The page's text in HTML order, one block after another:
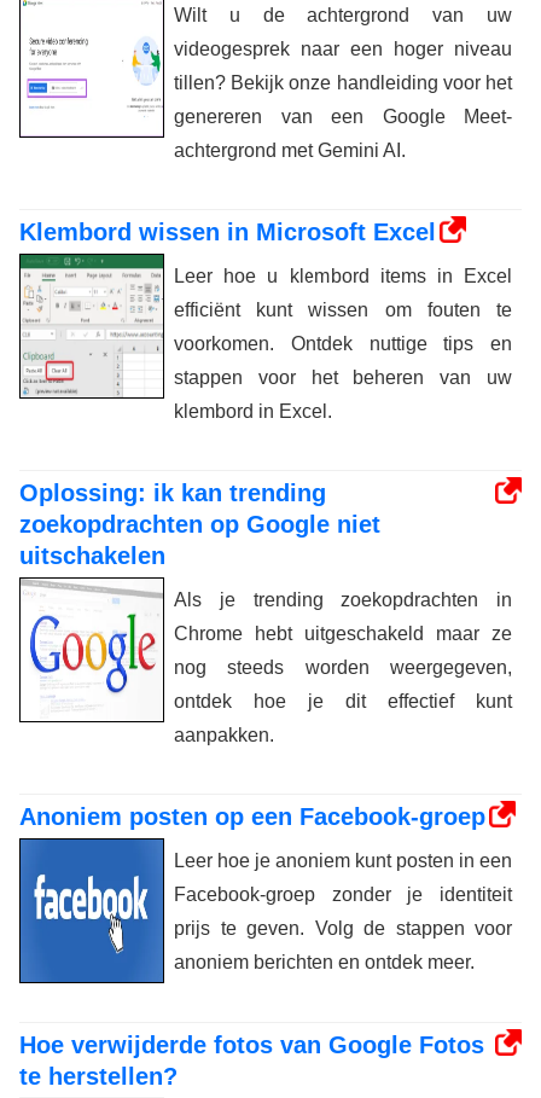
Wilt u de achtergrond van uw
videogesprek naar een hoger niveau
tillen? Bekijk onze handleiding voor het
genereren van een Google Meet-
achtergrond met Gemini AI.
Klembord wissen in Microsoft Excel
Leer hoe u klembord items in Excel
efficiënt kunt wissen om fouten te
voorkomen. Ontdek nuttige tips en
stappen voor het beheren van uw
klembord in Excel.
Oplossing: ik kan trending
zoekopdrachten op Google niet
uitschakelen
Als je trending zoekopdrachten in
Chrome hebt uitgeschakeld maar ze
nog steeds worden weergegeven,
ontdek hoe je dit effectief kunt
aanpakken.
Anoniem posten op een Facebook-groep
Leer hoe je anoniem kunt posten in een
Facebook-groep zonder je identiteit
prijs te geven. Volg de stappen voor
anoniem berichten en ontdek meer.
Hoe verwijderde fotos van Google Fotos
te herstellen?